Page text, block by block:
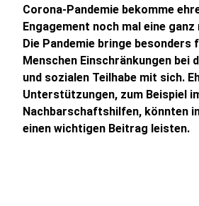
Corona-Pandemie bekomme
Engagement noch mal eine ganz
Die Pandemie bringe besonders
Menschen Einschränkungen bei
und sozialen Teilhabe mit sich.
Unterstützungen, zum Beispiel
Nachbarschaftshilfen, könnten
einen wichtigen Beitrag leisten.